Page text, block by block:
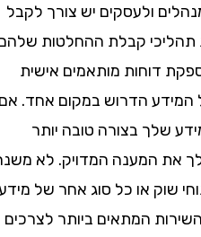
ולעסקים יש צורך לקבל
קבלת ההחלטות שלהם.
דוחות מותאמים אישית
הדרוש במקום אחד. אם
בצורה טובה יותר
המענה המדויק. לא משנה
או כל סוג אחר של מידע
המתאים ביותר לצרכים